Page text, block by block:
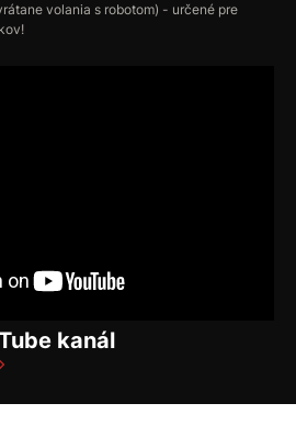
volania s robotom) - určené pre
kanál